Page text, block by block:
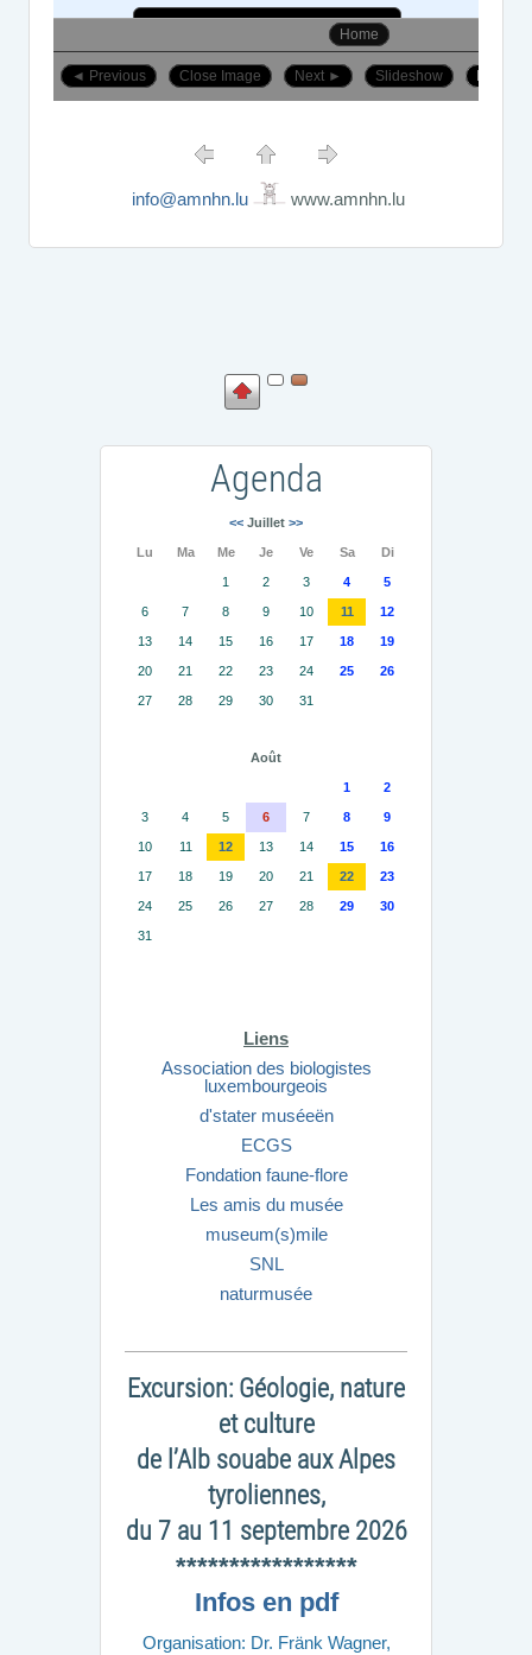
info@amnhn.lu www.amnhn.lu
Agenda
<< Juillet >>
Lu Ma Me Je Ve Sa Di
1 2 3 4 5
6 7 8 9 10 11 12
13 14 15 16 17 18 19
20 21 22 23 24 25 26
27 28 29 30 31
Août
1 2
3 4 5 6 7 8 9
10 11 12 13 14 15 16
17 18 19 20 21 22 23
24 25 26 27 28 29 30
31
Liens
Association des biologistes
luxembourgeois
d'stater muséeën
ECGS
Fondation faune-flore
Les amis du musée
museum(s)mile
SNL
naturmusée
Excursion: Géologie, nature
et culture
de l’Alb souabe aux Alpes
tyroliennes,
du 7 au 11 septembre 2026
*****************
Infos en pdf
Organisation: Dr. Fränk Wagner,